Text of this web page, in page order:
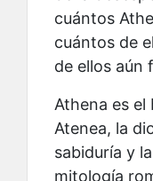
cuántos
cuántos de
de ellos aún
Athena es el
Atenea, la
sabiduría y
mitología